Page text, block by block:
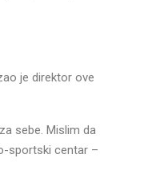
je direktor ove
sebe. Mislim da
sportski centar –